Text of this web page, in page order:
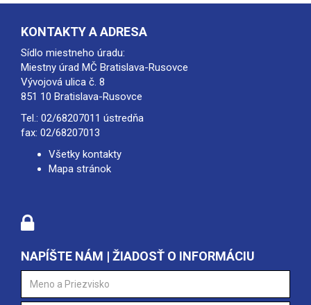
KONTAKTY A ADRESA
Sídlo miestneho úradu:
Miestny úrad MČ Bratislava-Rusovce
Vývojová ulica č. 8
851 10 Bratislava-Rusovce
Tel.: 02/68207011 ústredňa
fax: 02/68207013
Všetky kontakty
Mapa stránok
NAPÍŠTE NÁM | ŽIADOSŤ O INFORMÁCIU